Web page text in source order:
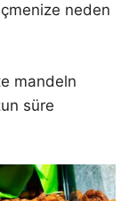
neden
mandeln
süre